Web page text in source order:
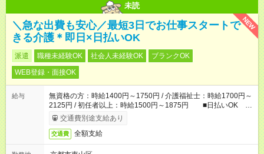
未読
NEW
＼急な出費も安心／最短3日でお仕事スタートで
きる介護＊即日×日払いOK
派遣 職種未経験OK 社会人未経験OK
ブランクOK
WEB登録・面接OK
給与
無資格の方：時給1400円～1750円 / 介護福祉士：時給1700円～
2125円 / 初任者以上：時給1500円～1875円 ■日払いOK ■
日収例：1万1200円（時給1400円×8h）
交通費別途支給あり
交通費 全額支給